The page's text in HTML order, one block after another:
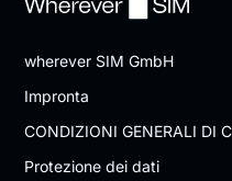
wherever SIM GmbH
Impronta
CONDIZIONI GENERALI DI
Protezione dei dati